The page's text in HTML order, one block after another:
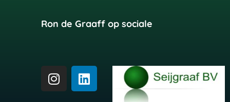
Ron de Graaff op sociale